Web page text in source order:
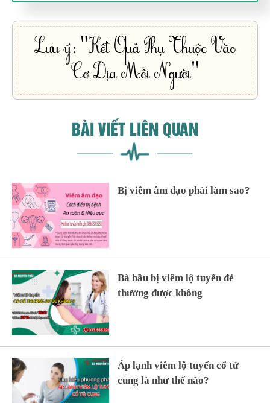
Lưu ý: "Kết Quả Phụ Thuộc Vào
Cơ Địa Mỗi Người"
BÀI VIẾT LIÊN QUAN
Bị viêm âm đạo phải làm sao?
Bà bầu bị viêm lộ tuyến đẻ
thường được không
Áp lạnh viêm lộ tuyến cổ tử
cung là như thế nào?